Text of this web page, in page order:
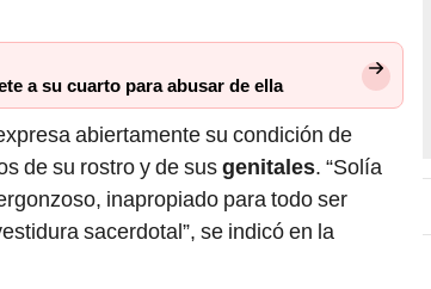
a su cuarto para abusar de ella
abiertamente su condición de
de su rostro y de susgenitales. “Solía
inapropiado para todo ser
sacerdotal”, se indicó en la